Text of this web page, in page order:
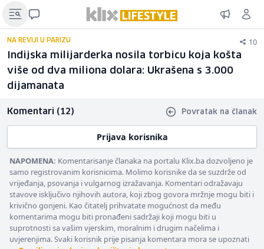
NA REVIJI U PARIZU 10
Indijska milijarderka nosila torbicu koja košta
više od dva miliona dolara: Ukrašena s 3.000
dijamanata
Komentari (12) Povratak na članak
Prijava korisnika
NAPOMENA: Komentarisanje članaka na portalu Klix.ba dozvoljeno je
samo registrovanim korisnicima. Molimo korisnike da se suzdrže od
vrijeđanja, psovanja i vulgarnog izražavanja. Komentari odražavaju
stavove isključivo njihovih autora, koji zbog govora mržnje mogu biti i
krivično gonjeni. Kao čitatelj prihvatate mogućnost da među
komentarima mogu biti pronađeni sadržaji koji mogu biti u
suprotnosti sa vašim vjerskim, moralnim i drugim načelima i
uvjerenjima. Svaki korisnik prije pisanja komentara mora se upoznati